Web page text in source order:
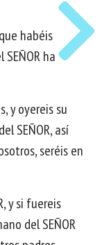
habéis
ha
y oyereis su
SEÑOR, así
seréis en
y si fuereis
del SEÑOR